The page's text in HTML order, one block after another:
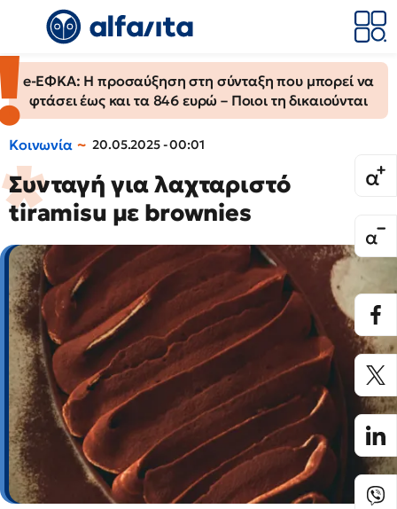
e-ΕΦΚΑ: Η προσαύξηση στη σύνταξη που μπορεί να
φτάσει έως και τα 846 ευρώ – Ποιοι τη δικαιούνται
Κοινωνία 20.05.2025 - 00:01
Συνταγή για λαχταριστό
tiramisu με brownies